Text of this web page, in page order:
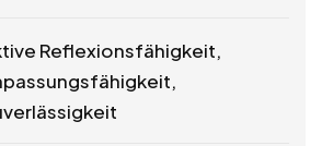
Reflexionsfähigkeit,